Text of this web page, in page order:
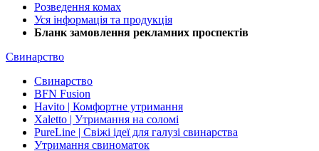
Розведення комах
Уся інформація та продукція
Бланк замовлення рекламних проспектів
Свинарство
Свинарство
BFN Fusion
Havito | Комфортне утримання
Xaletto | Утримання на соломі
PureLine | Свіжі ідеї для галузі свинарства
Утримання свиноматок